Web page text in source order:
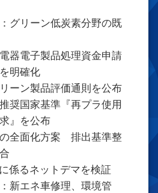
グリーン低炭素分野の既
器電子製品処理資金申請
明確化
ーン製品評価通則を公布
奨国家基準『再プラ使用
』を公布
全面化方案 排出基準整
係るネットデマを検証
新エネ車修理、環境管